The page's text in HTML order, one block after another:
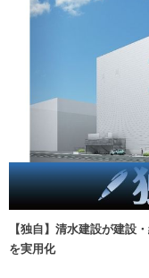
【独自】清水建設が建設
を実用化